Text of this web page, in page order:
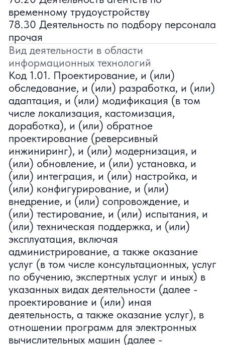
(или) техническая поддержка, и (или)
эксплуатация, включая
администрирование, а также оказание
услуг (в том числе консультационных, услуг
по обучению, экспертных услуг и иных) в
указанных видах деятельности (далее -
проектирование и (или) иная
деятельность, а также оказание услуг), в
отношении программ для электронных
вычислительных машин (далее -
программы для ЭВМ), и (или) баз данных
(в том числе их обновлений и
исправлений), и (или) визуальных
пользовательских интерфейсов.
Технологии
Клиентская разработка: React, Next.js,
TypeScript, Zustand, GSAP;
Серверная разработка: NestJS, Node.js,
PostgreSQL, Redis, Docker;
Мобильная разработка: Swift, Kotlin,
Capacitor, Flutter;
Автоматизация процессов: Docker, Nginx,
Grafana, Prometheus, Yandex Cloud;
Дизайн: Figma, Photoshop, After Effects,
Blender, Spline;
Система: Linux, Docker, Kubernetes, Nginx,
Ansible;
Работа с данными: Python, Airflow, Spark,
SQL, Kafka;
Кибербезопастность: Burp Suite,
Metasploit, SIEM, OpenVAS, Wireshark;
Тестирование: JUnit, Cypress, Postman,
Selenium, PyTest;
Специальные новыки:Unity, Unreal Engine,
WebGL, Three.js, Houdini.